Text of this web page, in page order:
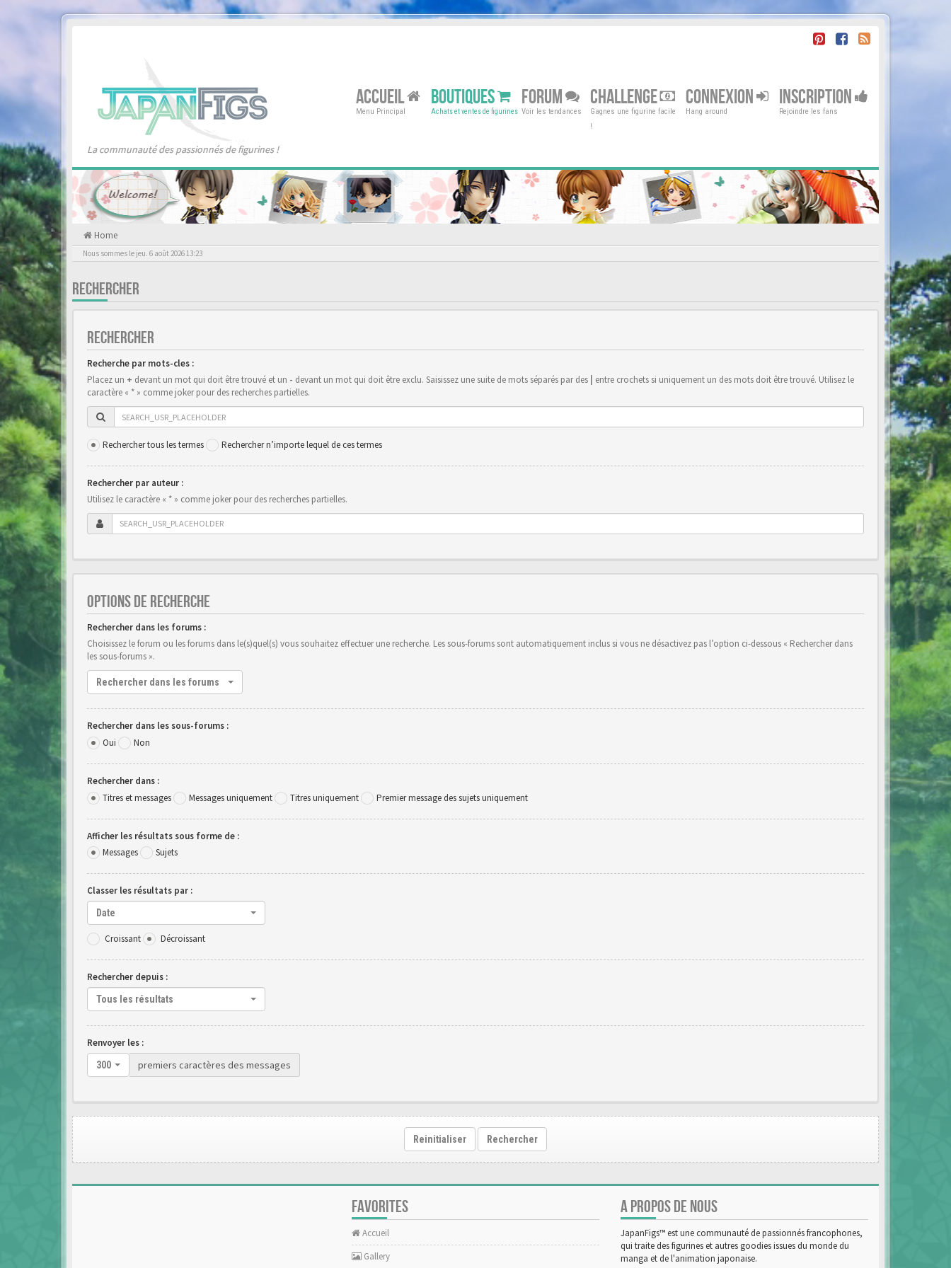
La communauté des passionnés de figurines !
ACCUEIL
Menu Principal
BOUTIQUES
Achats et ventes de figurines
FORUM
Voir les tendances
CHALLENGE
Gagnes une figurine facile
!
CONNEXION
Hang around
INSCRIPTION
Rejoindre les fans
Home
Nous sommes le jeu. 6 août 2026 13:23
RECHERCHER
RECHERCHER
Recherche par mots-cles :
Placez un + devant un mot qui doit être trouvé et un - devant un mot qui doit être exclu. Saisissez une suite de mots séparés par des
entre crochets si uniquement un des mots doit être trouvé. Utilisez le
caractère « * » comme joker pour des recherches partielles.
Rechercher tous les termes Rechercher n’importe lequel de ces termes
Rechercher par auteur :
Utilisez le caractère « * » comme joker pour des recherches partielles.
OPTIONS DE RECHERCHE
Rechercher dans les forums :
Choisissez le forum ou les forums dans le(s)quel(s) vous souhaitez effectuer une recherche. Les sous-forums sont automatiquement inclus si vous ne désactivez pas l’option ci-dessous « Rechercher dans
les sous-forums ».
Rechercher dans les forums
Rechercher dans les sous-forums :
Oui
Non
Rechercher dans :
Titres et messages
Messages uniquement Titres uniquement Premier message des sujets uniquement
Afficher les résultats sous forme de :
Messages
Sujets
Classer les résultats par :
Date
Croissant Décroissant
Rechercher depuis :
Tous les résultats
Renvoyer les :
300 premiers caractères des messages
Reinitialiser Rechercher
FAVORITES
Accueil
Gallery
A PROPOS DE NOUS
JapanFigs™ est une communauté de passionnés francophones,
qui traite des figurines et autres goodies issues du monde du
manga et de l'animation japonaise.